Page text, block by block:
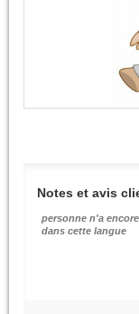
Notes et avis
personne n'a
dans cette langue